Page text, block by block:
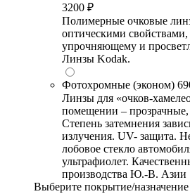
3200 ₽
Полимерные очковые
оптическими свойствами,
упрочняющему и
Линзы Kodak.
Фотохромные (эконом)
Линзы для «очков-
помещении –
Степень затемнения
излучения. UV- защита.
лобовое стекло
ультрафиолет.
производства Ю.-В. Азии
Выберите покрытие/назначение